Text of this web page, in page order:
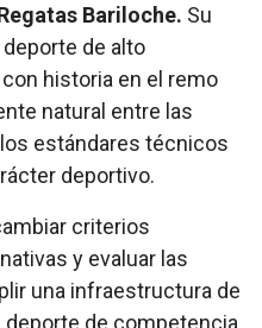
Bariloche. Su
de alto
historia en el remo
natural entre las
estándares técnicos
deportivo.
criterios
y evaluar las
una infraestructura de
de competencia